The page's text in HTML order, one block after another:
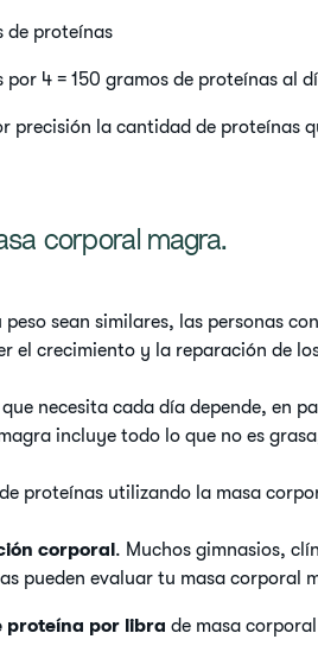
de proteínas
4 = 150 gramos de proteínas al
precisión la cantidad de proteínas
corporal magra.
sean similares, las personas
el crecimiento y la reparación de
necesita cada día depende, en
incluye todo lo que no es
proteínas utilizando la masa
corporal. Muchos gimnasios,
pueden evaluar tu masa corporal
proteína por libra de masa